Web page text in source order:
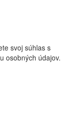
svoj súhlas s
osobných údajov.